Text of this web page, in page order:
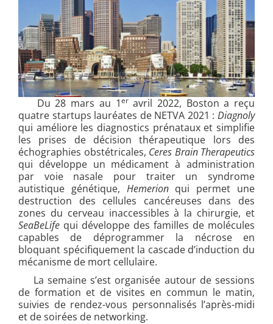
Du 28 mars au 1eravril 2022, Boston a reçu
quatre startups lauréates de NETVA 2021 : Diagnoly
qui améliore les diagnostics prénataux et simplifie
les prises de décision thérapeutique lors des
échographies obstétricales, Ceres Brain Therapeutics
qui développe un médicament à administration
par voie nasale pour traiter un syndrome
autistique génétique, Hemerionqui permet une
destruction des cellules cancéreuses dans des
zones du cerveau inaccessibles à la chirurgie, et
SeaBeLife qui développe des familles de molécules
capables de déprogrammer la nécrose en
bloquant spécifiquement la cascade d’induction du
mécanisme de mort cellulaire.
La semaine s’est organisée autour de sessions
de formation et de visites en commun le matin,
suivies de rendez-vous personnalisés l’après-midi
et de soirées de networking.